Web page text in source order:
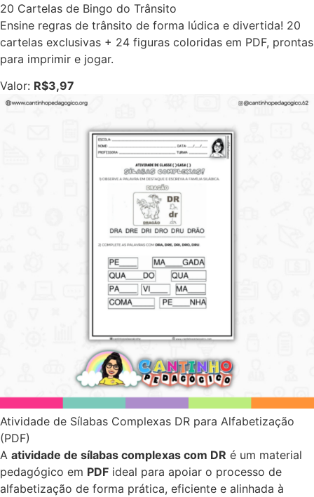
20 Cartelas de Bingo do Trânsito
Ensine regras de trânsito de forma lúdica e divertida! 20
cartelas exclusivas + 24 figuras coloridas em PDF, prontas
para imprimir e jogar.
Valor: R$3,97
Atividade de Sílabas Complexas DR para Alfabetização
(PDF)
A atividade de sílabas complexas com DR é um material
pedagógico em PDF ideal para apoiar o processo de
alfabetização de forma prática, eficiente e alinhada à